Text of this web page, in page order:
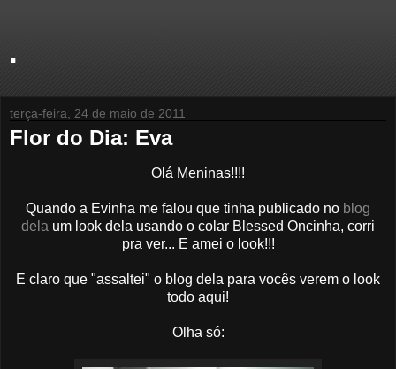
.
terça-feira, 24 de maio de 2011
Flor do Dia: Eva
Olá Meninas!!!!
Quando a Evinha me falou que tinha publicado no blog
dela um look dela usando o colar Blessed Oncinha, corri
pra ver... E amei o look!!!
E claro que "assaltei" o blog dela para vocês verem o look
todo aqui!
Olha só: